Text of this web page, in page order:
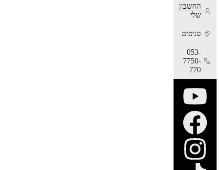
החשבון
שלי
סניפים
053-
7750-
770